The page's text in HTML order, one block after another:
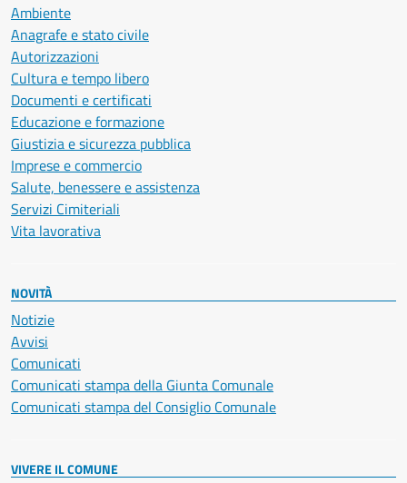
Ambiente
Anagrafe e stato civile
Autorizzazioni
Cultura e tempo libero
Documenti e certificati
Educazione e formazione
Giustizia e sicurezza pubblica
Imprese e commercio
Salute, benessere e assistenza
Servizi Cimiteriali
Vita lavorativa
NOVITÀ
Notizie
Avvisi
Comunicati
Comunicati stampa della Giunta Comunale
Comunicati stampa del Consiglio Comunale
VIVERE IL COMUNE